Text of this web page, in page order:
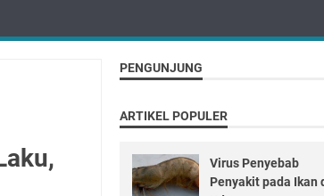
PENGUNJUNG
ARTIKEL POPULER
Virus Penyebab
Penyakit pada Ikan